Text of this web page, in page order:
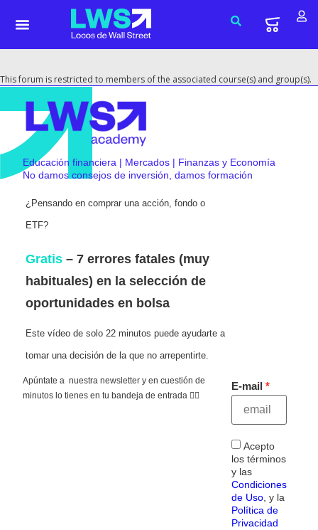
This forum is restricted to members of the associated course(s) and group(s).
Educación financiera | Mercados | Finanzas y Economía
No damos consejos de inversión, damos formación
¿Pensando en comprar una acción, fondo o
ETF?
Gratis – 7 errores fatales (muy
habituales) en la selección de
oportunidades en bolsa
Este vídeo de solo 22 minutos puede ayudarte a
tomar una decisión de la que no arrepentirte.
Apúntate a nuestra newsletter y en cuestión de
minutos lo tienes en tu bandeja de entrada 👇🏻
E-mail
Acepto
los términos
y las
Condiciones
de Uso, y la
Política de
Privacidad